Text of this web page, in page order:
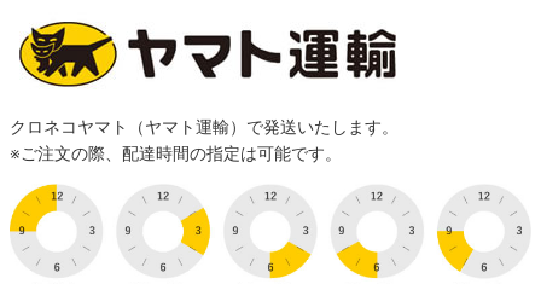
クロネコヤマト（ヤマト運輸）で発送いたします。
※ご注文の際、配達時間の指定は可能です。